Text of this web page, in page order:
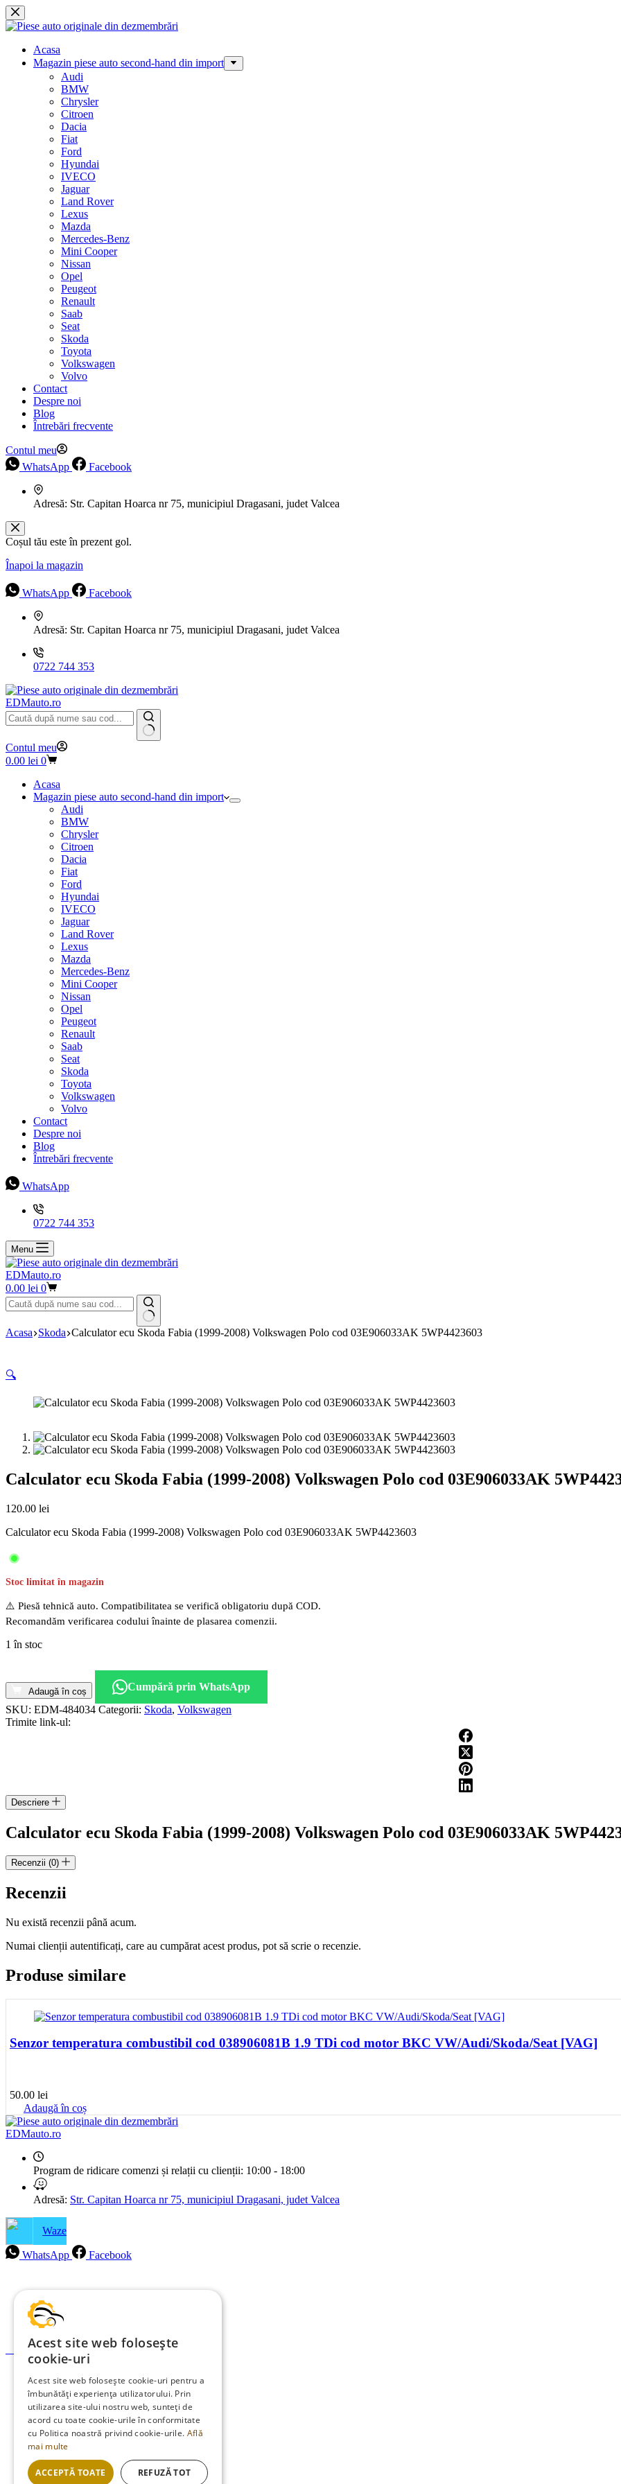
Sari
la
Acasa
Magazin piese auto second-hand din import
Audi
BMW
Chrysler
Citroen
Dacia
Fiat
Ford
Hyundai
IVECO
Jaguar
Land Rover
Lexus
Mazda
Mercedes-Benz
Mini Cooper
Nissan
Opel
Peugeot
Renault
Saab
Seat
Skoda
Toyota
Volkswagen
Volvo
Contact
Despre noi
Blog
Întrebări frecvente
Contul meu
WhatsApp
Facebook
Adresă: Str. Capitan Hoarca nr 75, municipiul Dragasani, judet Valcea
Coșul tău este în prezent gol.
Înapoi la magazin
WhatsApp Facebook
Adresă: Str. Capitan Hoarca nr 75, municipiul Dragasani, judet Valcea
0722 744 353
EDMauto.ro
Niciun
rezultat
Contul meu
Coș
cumpărături
0.00 lei 0
Acasa
Magazin piese auto second-hand din import
Audi
BMW
Chrysler
Citroen
Dacia
Fiat
Ford
Hyundai
IVECO
Jaguar
Land Rover
Lexus
Mazda
Mercedes-Benz
Mini Cooper
Nissan
Opel
Peugeot
Renault
Saab
Seat
Skoda
Toyota
Volkswagen
Volvo
Contact
Despre noi
Blog
Întrebări frecvente
WhatsApp
0722 744 353
Menu
EDMauto.ro
Coș
de
cumpărături
0.00 lei 0
Niciun
Acasa Skoda Calculator ecu Skoda Fabia (1999-2008) Volkswagen Polo cod 03E906033AK 5WP4423603
🔍
Calculator ecu Skoda Fabia (1999-2008) Volkswagen Polo cod 03E906033AK
120.00 lei
Calculator ecu Skoda Fabia (1999-2008) Volkswagen Polo cod 03E906033AK 5WP4423603
Stoc limitat în magazin
⚠️ Piesă tehnică auto. Compatibilitatea se verifică obligatoriu după COD.
Recomandăm verificarea codului înainte de plasarea comenzii.
1 în stoc
Calculator
Skoda
Fabia
(1999-
5WP4423603
Adaugă în coș
Cumpără prin WhatsApp
SKU: EDM-484034 Categorii: Skoda, Volkswagen
Trimite link-ul:
Descriere
Calculator ecu Skoda Fabia (1999-2008) Volkswagen Polo cod 03E906033AK
Recenzii (0)
Recenzii
Nu există recenzii până acum.
Numai clienții autentificați, care au cumpărat acest produs, pot să scrie o recenzie.
Produse similare
Senzor temperatura combustibil cod 038906081B 1.9 TDi cod motor BKC VW/Audi/Skoda/Seat [VAG]
50.00 lei
Adaugă în coș
EDMauto.ro
Program de ridicare comenzi și relații cu clienții: 10:00 - 18:00
Adresă: Str. Capitan Hoarca nr 75, municipiul Dragasani, judet Valcea
Waze
WhatsApp
Facebook
Blog
Politica de ramburs și retur
Formular de retur
ANPC
Termeni și condiții
Politica de Cookies
Politica de confidențialitate
Acest site web folosește
cookie-uri
Acest site web folosește cookie-uri pentru a
îmbunătăți experiența utilizatorului. Prin
utilizarea site-ului nostru web, sunteți de
acord cu toate cookie-urile în conformitate
cu Politica noastră privind cookie-urile. Află
mai multe
ACCEPTĂ TOATE REFUZĂ TOT